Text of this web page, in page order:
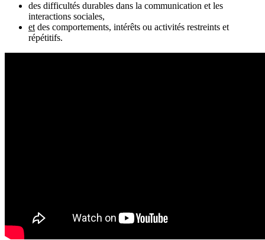
des difficultés durables dans la communication et les
interactions sociales,
et des comportements, intérêts ou activités restreints et
répétitifs.